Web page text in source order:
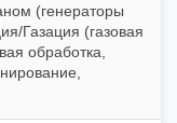
(генераторы
Газация (газовая
обработка,